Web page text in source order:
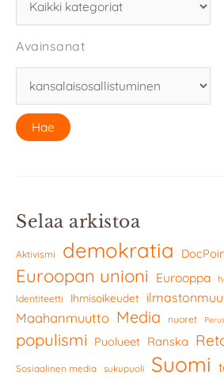
Avainsanat
Selaa arkistoa
Aktivismi demokratia
Euroopan unioni Eurooppa
Identiteetti Ihmisoikeudet
Maahanmuutto Media nuoret
populismi Puolueet Ranska
Sosiaalinen media sukupuoli Suomi